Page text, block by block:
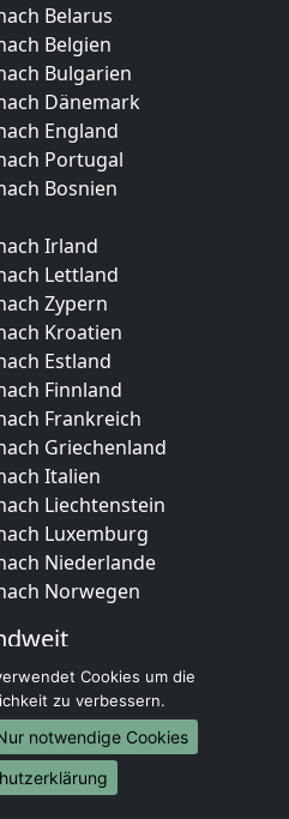
Belarus
Belgien
Bulgarien
Dänemark
England
Portugal
Bosnien
Irland
Lettland
Zypern
Kroatien
Estland
Finnland
Frankreich
Griechenland
Italien
Liechtenstein
Luxemburg
Niederlande
Norwegen
Berlin
Hamburg
München
Köln
Frankfurt am Main
Cookies um die
zu verbessern.
notwendige Cookies